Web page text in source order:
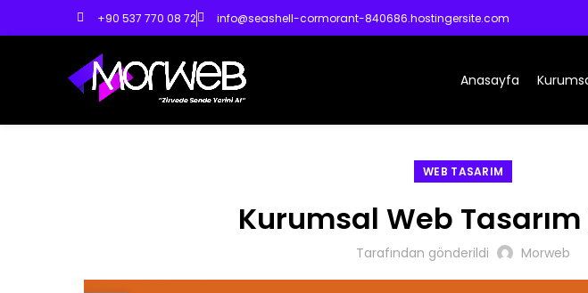
+90 537 770 08 72 info@seashell-cormorant-840686.hostingersite.com
Anasayfa
WEB TASARIM
Kurumsal Web
Tarafından gönderildi Morweb